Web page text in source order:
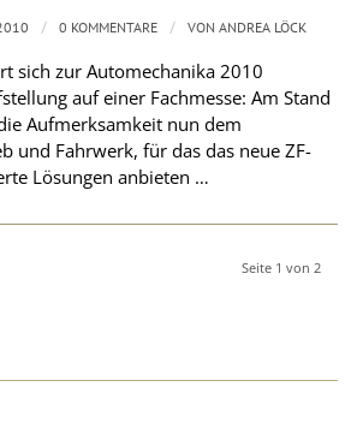
sich zur Automechanika 2010
auf einer Fachmesse: Am Stand
Aufmerksamkeit nun dem
und Fahrwerk, für das das neue ZF-
Lösungen anbieten …
/ 0 KOMMENTARE / VONANDREA LÖCK
Seite 1 von 2